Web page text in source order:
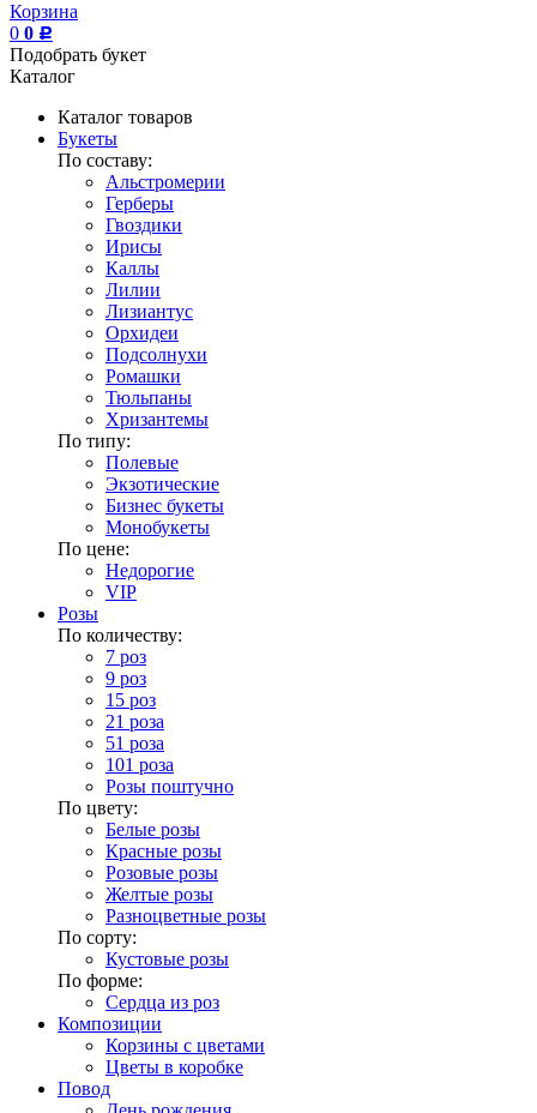
Корзина
0 0 Р
Подобрать букет
Каталог
Каталог товаров
Букеты
По составу:
Альстромерии
Герберы
Гвоздики
Ирисы
Каллы
Лилии
Лизиантус
Орхидеи
Подсолнухи
Ромашки
Тюльпаны
Хризантемы
По типу:
Полевые
Экзотические
Бизнес букеты
Монобукеты
По цене:
Недорогие
VIP
Розы
По количеству:
7 роз
9 роз
15 роз
21 роза
51 роза
101 роза
Розы поштучно
По цвету:
Белые розы
Красные розы
Розовые розы
Желтые розы
Разноцветные розы
По сорту:
Кустовые розы
По форме:
Сердца из роз
Композиции
Корзины с цветами
Цветы в коробке
Повод